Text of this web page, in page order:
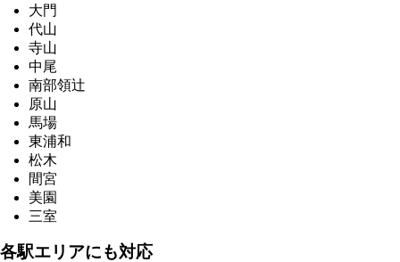
大門
代山
寺山
中尾
南部領辻
原山
馬場
東浦和
松木
間宮
美園
三室
各駅エリアにも対応